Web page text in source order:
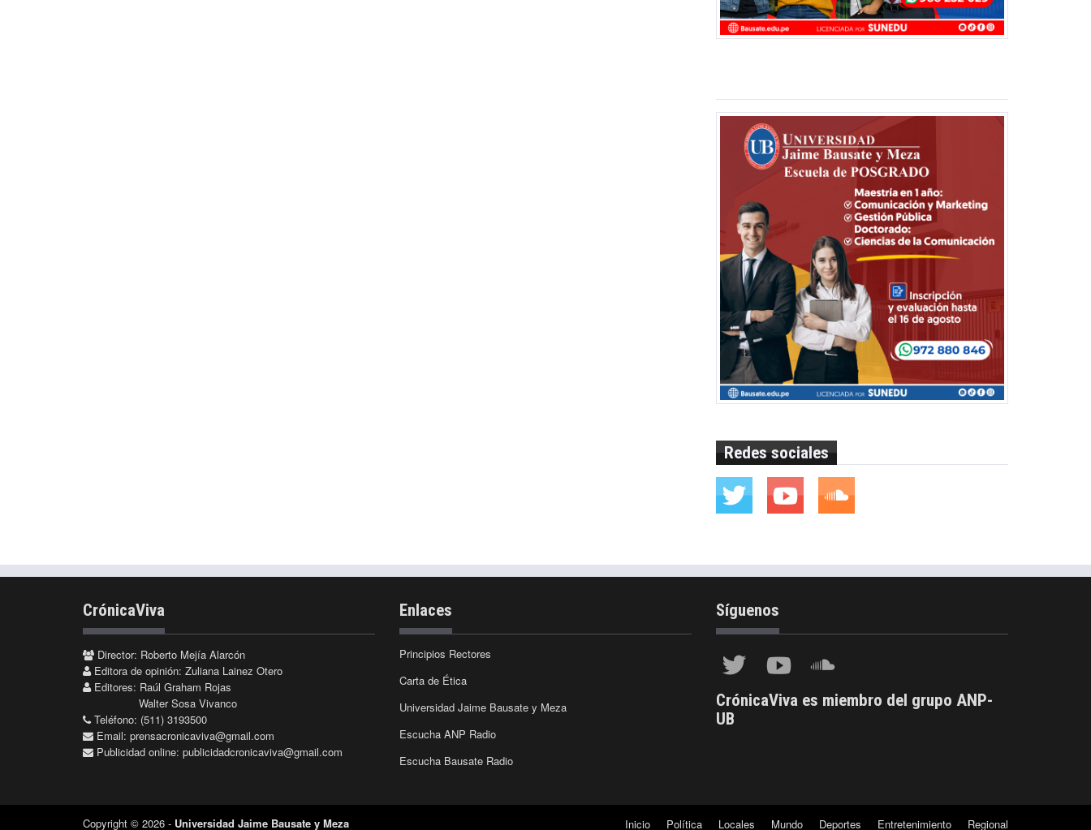
Redes sociales
CrónicaViva
Director: Roberto Mejía Alarcón
Editora de opinión: Zuliana Lainez Otero
Editores: Raúl Graham Rojas
Walter Sosa Vivanco
Teléfono: (511) 3193500
Email: prensacronicaviva@gmail.com
Publicidad online: publicidadcronicaviva@gmail.com
Enlaces
Principios Rectores
Carta de Ética
Universidad Jaime Bausate y Meza
Escucha ANP Radio
Escucha Bausate Radio
Síguenos
CrónicaViva es miembro del grupo ANP-
UB
Copyright © 2026 - Universidad Jaime Bausate y Meza Inicio Política Locales Mundo Deportes Entretenimiento Regional